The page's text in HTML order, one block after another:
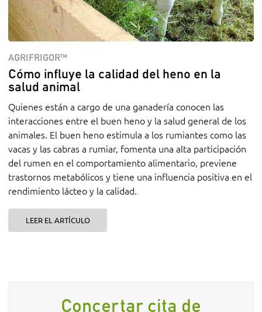
AGRIFRIGOR™
Cómo influye la calidad del heno en la
salud animal
Quienes están a cargo de una ganadería conocen las
interacciones entre el buen heno y la salud general de los
animales. El buen heno estimula a los rumiantes como las
vacas y las cabras a rumiar, fomenta una alta participación
del rumen en el comportamiento alimentario, previene
trastornos metabólicos y tiene una influencia positiva en el
rendimiento lácteo y la calidad.
LEER EL ARTÍCULO
Concertar cita de